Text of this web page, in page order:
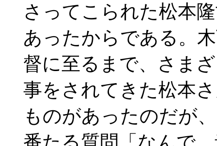
さってこられた松本
あったからである。
督に至るまで、さま
事をされてきた松本
ものがあったのだが